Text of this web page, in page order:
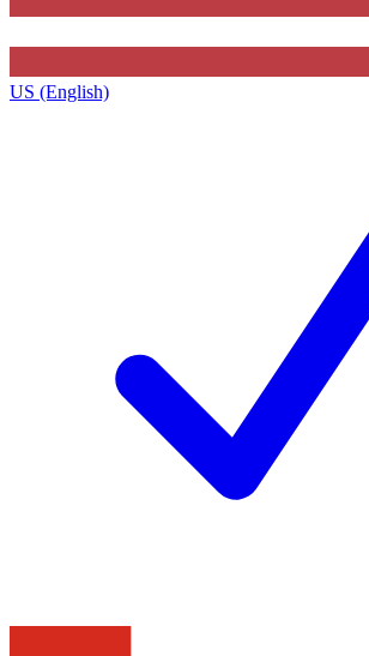
US (English)